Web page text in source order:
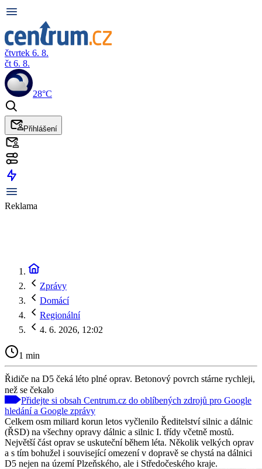
čtvrtek 6. 8.
čt 6. 8.
28°C
Přihlášení
Reklama
Zprávy
Domácí
Regionální
4. 6. 2026, 12:02
1 min
Řidiče na D5 čeká léto plné oprav. Betonový povrch stárne rychleji,
než se čekalo
Přidejte si obsah Centrum.cz do oblíbených zdrojů pro Google
hledání a Google zprávy
Celkem osm miliard korun letos vyčlenilo Ředitelství silnic a dálnic
(ŘSD) na všechny opravy dálnic a silnic I. třídy včetně mostů.
Největší část oprav se uskuteční během léta. Několik velkých oprav
a s tím bohužel i související omezení v dopravě se chystá na dálnici
D5 nejen na území Plzeňského, ale i Středočeského kraje.